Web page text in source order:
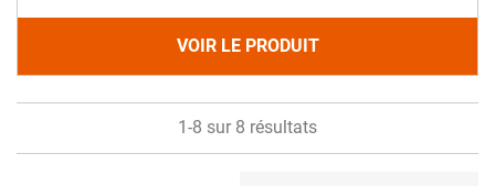
VOIR LE PRODUIT
1-8 sur 8 résultats